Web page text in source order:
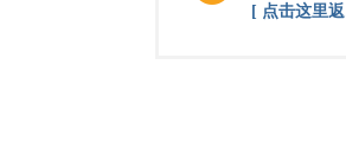
[ 点击这里